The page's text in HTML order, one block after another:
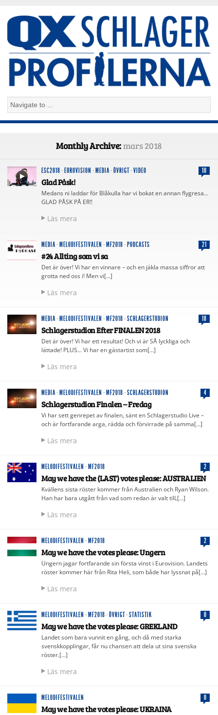
Monthly Archive:mars 2018
ESC2018 · EUROVISION · MEDIA ·ÖVRIGT·VIDEO 10
Glad Påsk!
Medans ni laddar för Blåkulla har vi bokat en annan flygresa…
GLAD PÅSK PÅ ER!!
Läs mera
MEDIA · MELODIFESTIVALEN · MF2018 · PODCASTS 21
#24 Allting som vi sa
Det är över! Vi har en vinnare – och en jäkla massa siffror att
grotta ned oss i! Men vi[…]
Läs mera
MEDIA · MELODIFESTIVALEN · MF2018 ·SCHLAGERSTUDION 18
Schlagerstudion Efter FINALEN 2018
Det är över! Vi har ett resultat! Och vi är SÅ lyckliga och
lättade! PLUS… Vi har en gästartist som[…]
Läs mera
MEDIA · MELODIFESTIVALEN · MF2018 ·SCHLAGERSTUDION 4
Schlagerstudion Finalen – Fredag
Vi har sett genrepet av finalen, sänt en Schlagerstudio Live –
och är fortfarande arga, rädda och förvirrade på samma[…]
Läs mera
MELODIFESTIVALEN · MF2018 2
May we have the (LAST) votes please: AUSTRALIEN
Kvällens sista röster kommer från Australien och Ryan Wilson.
Han har bara utgått från vad som redan är valt tilL[…]
Läs mera
MELODIFESTIVALEN · MF2018 2
May we have the votes please: Ungern
Ungern jagar fortfarande sin första vinst i Eurovision. Landets
röster kommer här från Rita Heli, som både har lyssnat på[…]
Läs mera
MELODIFESTIVALEN · MF2018 ·ÖVRIGT·STATISTIK 0
May we have the votes please: GREKLAND
Landet som bara vunnit en gång, och då med starka
svenskkopplingar, får nu chansen att dela ut sina svenska
röster.[…]
Läs mera
MELODIFESTIVALEN 0
May we have the votes please: UKRAINA